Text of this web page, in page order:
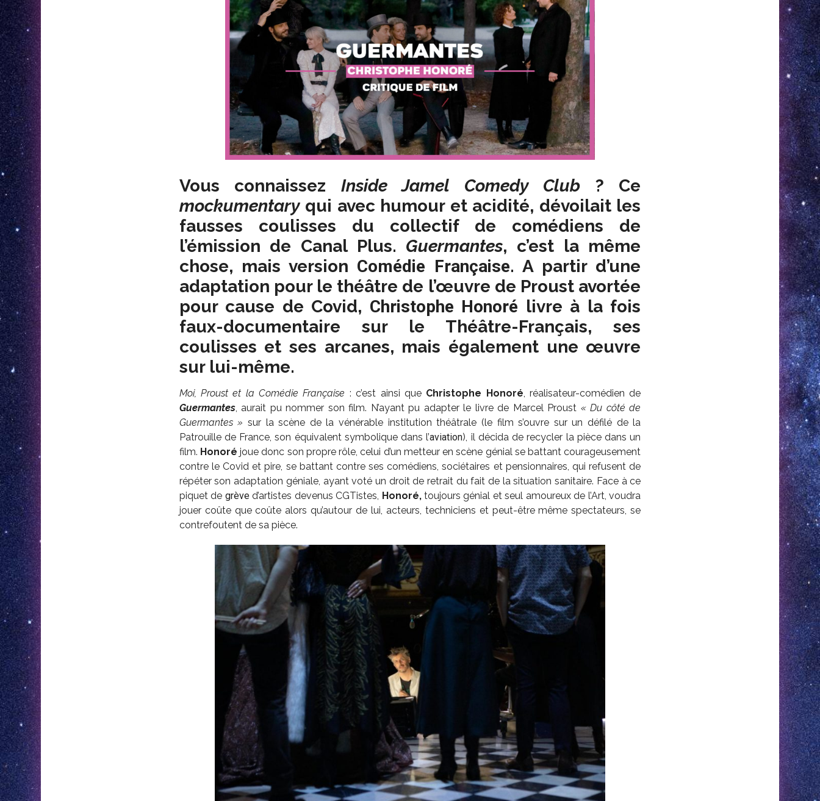
Vous connaissez Inside Jamel Comedy Club ? Ce
mockumentaryqui avec humour et acidité, dévoilait les
fausses coulisses du collectif de comédiens de
l’émission de Canal Plus. Guermantes, c’est la même
chose, mais version Comédie Française. A partir d’une
adaptation pour le théâtre de l’œuvre de Proust avortée
pour cause de Covid, Christophe Honoré livre à la fois
faux-documentaire sur le Théâtre-Français, ses
coulisses et ses arcanes, mais également une œuvre
sur lui-même.
Moi, Proust et la Comédie Française : c’est ainsi que Christophe Honoré , réalisateur-comédien de
Guermantes, aurait pu nommer son film. N’ayant pu adapter le livre de Marcel Proust « Du côté de
Guermantes » sur la scène de la vénérable institution théâtrale (le film s’ouvre sur un défilé de la
Patrouille de France, son équivalent symbolique dans l’aviation), il décida de recycler la pièce dans un
film. Honoré joue donc son propre rôle, celui d’un metteur en scène génial se battant courageusement
contre le Covid et pire, se battant contre ses comédiens, sociétaires et pensionnaires, qui refusent de
répéter son adaptation géniale, ayant voté un droit de retrait du fait de la situation sanitaire. Face à ce
piquet de grèved’artistes devenus CGTistes, Honoré,toujours génial et seul amoureux de l’Art, voudra
jouer coûte que coûte alors qu’autour de lui, acteurs, techniciens et peut-être même spectateurs, se
contrefoutent de sa pièce.